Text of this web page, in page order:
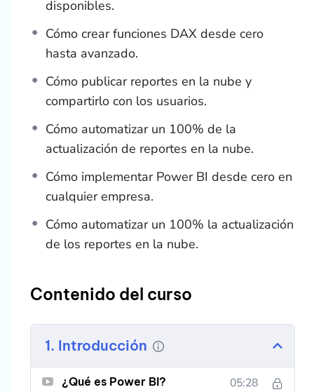
disponibles.
Cómo crear funciones DAX desde cero
hasta avanzado.
Cómo publicar reportes en la nube y
compartirlo con los usuarios.
Cómo automatizar un 100% de la
actualización de reportes en la nube.
Cómo implementar Power BI desde cero en
cualquier empresa.
Cómo automatizar un 100% la actualización
de los reportes en la nube.
Contenido del curso
1. Introducción
¿Qué es Power BI? 05:28